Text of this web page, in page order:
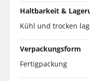
Haltbarkeit &
Kühl und trocken
Verpackungsform
Fertigpackung